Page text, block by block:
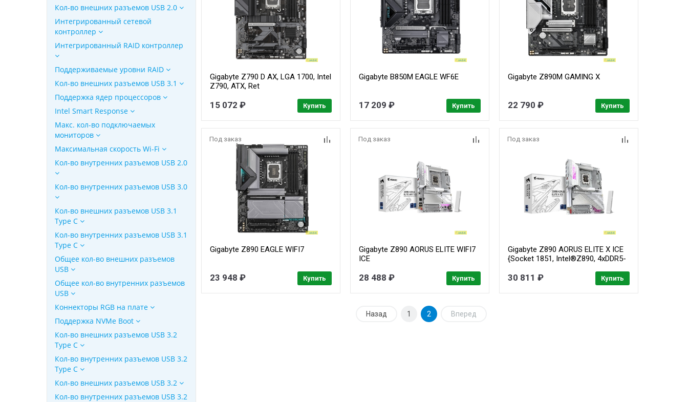
Кол-во внешних разъемов USB 2.0
Интегрированный сетевой
контроллер
Интегрированный RAID контроллер
Поддерживаемые уровни RAID
Кол-во внешних разъемов USB 3.1
Поддержка ядер процессоров
Intel Smart Response
Макс. кол-во подключаемых
мониторов
Максимальная скорость Wi-Fi
Кол-во внутренних разъемов USB 2.0
Кол-во внутренних разъемов USB 3.0
Кол-во внешних разъемов USB 3.1
Type C
Кол-во внутренних разъемов USB 3.1
Type C
Общее кол-во внешних разъемов
USB
Общее кол-во внутренних разъемов
USB
Коннекторы RGB на плате
Поддержка NVMe Boot
Кол-во внешних разъемов USB 3.2
Type C
Кол-во внутренних разъемов USB 3.2
Type C
Кол-во внешних разъемов USB 3.2
Кол-во внутренних разъемов USB 3.2
Gigabyte Z790 D AX, LGA 1700, Intel
Z790, ATX, Ret
15 072 ₽ Купить
Gigabyte B850M EAGLE WF6E
17 209 ₽ Купить
Gigabyte Z890M GAMING X
22 790 ₽ Купить
Под заказ
Gigabyte Z890 EAGLE WIFI7
23 948 ₽ Купить
Под заказ
Gigabyte Z890 AORUS ELITE WIFI7
ICE
28 488 ₽ Купить
Под заказ
Gigabyte Z890 AORUS ELITE X ICE
{Socket 1851, Intel®Z890, 4xDDR5-
30 811 ₽ Купить
Назад 1 2 Вперед